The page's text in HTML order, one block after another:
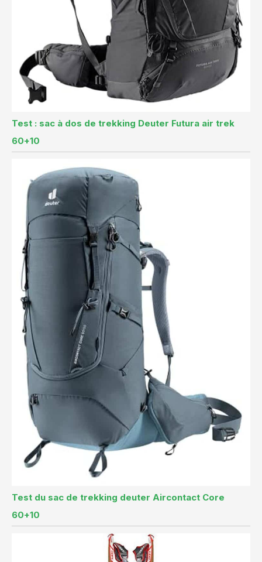
Test : sac à dos de trekking Deuter Futura air trek
60+10
Test du sac de trekking deuter Aircontact Core
60+10